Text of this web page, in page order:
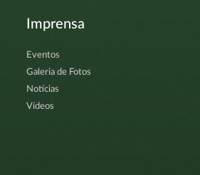
Imprensa
Eventos
Galeria de Fotos
Notícias
Vídeos